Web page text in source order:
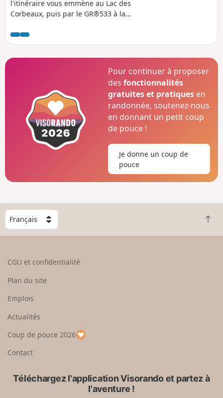
l'itinéraire vous emmène au Lac des
Corbeaux, puis par le GR®533 à la
Moyenmont (alt 969 m) pour rejoindre la
Chaume des Champis et sa cabane.
Pour continuer à proposer
desfonctionnalités
gratuites et pratiques en
randonnée, soutenez-nous
en donnant un petit coup
de pouce !
Je donne un coup de
pouce
C
h
o
e
u
p
a
R
e
CGU et confidentialité
Plan du site
Emplois
Actualités
Coup de pouce 2026
Contact
Téléchargez l'application Visorando et partez à
l'aventure !